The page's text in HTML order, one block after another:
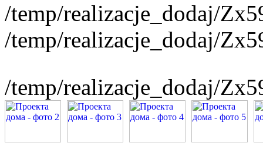
/temp/realizacje_dodaj/
/temp/realizacje_dodaj/
/temp/realizacje_dodaj/